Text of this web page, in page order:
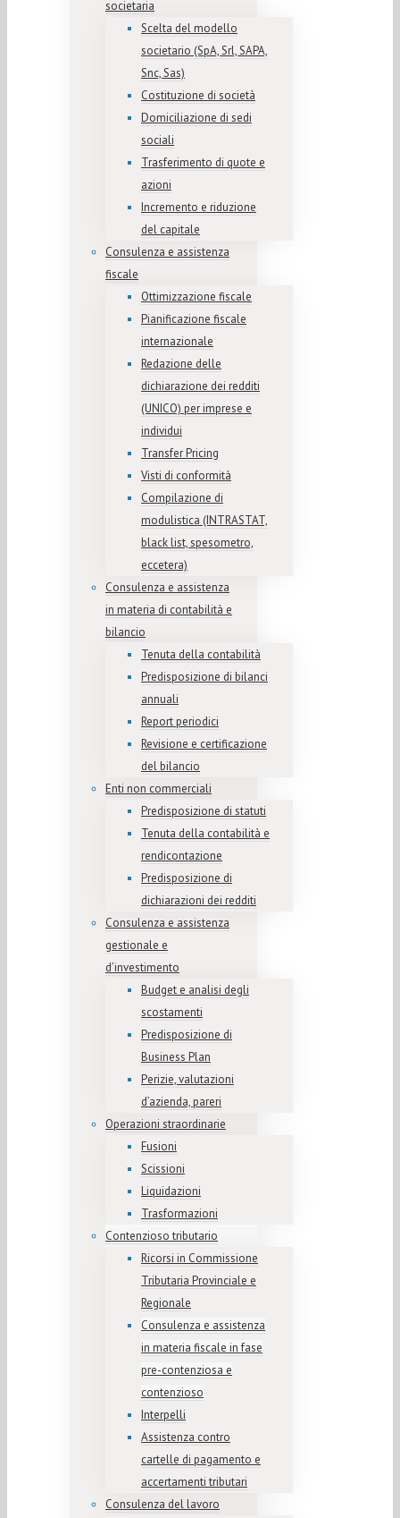
societaria
Scelta del modello
societario (SpA, Srl, SAPA,
Snc, Sas)
Costituzione di società
Domiciliazione di sedi
sociali
Trasferimento di quote e
azioni
Incremento e riduzione
del capitale
Consulenza e assistenza
fiscale
Ottimizzazione fiscale
Pianificazione fiscale
internazionale
Redazione delle
dichiarazione dei redditi
(UNICO) per imprese e
individui
Transfer Pricing
Visti di conformità
Compilazione di
modulistica (INTRASTAT,
black list, spesometro,
eccetera)
Consulenza e assistenza
in materia di contabilità e
bilancio
Tenuta della contabilità
Predisposizione di bilanci
annuali
Report periodici
Revisione e certificazione
del bilancio
Enti non commerciali
Predisposizione di statuti
Tenuta della contabilità e
rendicontazione
Predisposizione di
dichiarazioni dei redditi
Consulenza e assistenza
gestionale e
d’investimento
Budget e analisi degli
scostamenti
Predisposizione di
Business Plan
Perizie, valutazioni
d’azienda, pareri
Operazioni straordinarie
Fusioni
Scissioni
Liquidazioni
Trasformazioni
Contenzioso tributario
Ricorsi in Commissione
Tributaria Provinciale e
Regionale
Consulenza e assistenza
in materia fiscale in fase
pre-contenziosa e
contenzioso
Interpelli
Assistenza contro
cartelle di pagamento e
accertamenti tributari
Consulenza del lavoro